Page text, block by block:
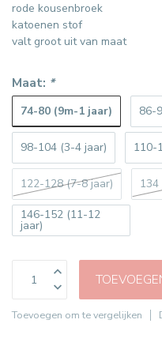
rode kousenbroek
katoenen stof
valt groot uit van maat
Maat: *
74-80 (9m-1 jaar) 86-
98-104 (3-4 jaar) 110-
122-128 (7-8 jaar)
146-152 (11-12
jaar)
Toevoegen om te vergelijken